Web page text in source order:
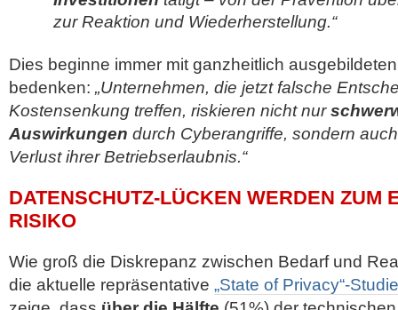
zur Reaktion und Wiederherstellung.“
Dies beginne immer mit ganzheitlich
bedenken: „Unternehmen, die jetzt falsche
Kostensenkung treffen, riskieren nicht nur
Auswirkungen durch Cyberangriffe, sondern
Verlust ihrer Betriebserlaubnis.“
DATENSCHUTZ-LÜCKEN WERDEN ZUM
RISIKO
Wie groß die Diskrepanz zwischen Bedarf und
die aktuelle repräsentative „State of Privacy“-